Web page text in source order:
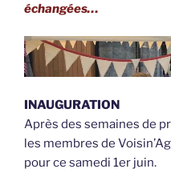
échangées…
INAUGURATION
Après des semaines de
les membres de
pour ce samedi 1er juin.